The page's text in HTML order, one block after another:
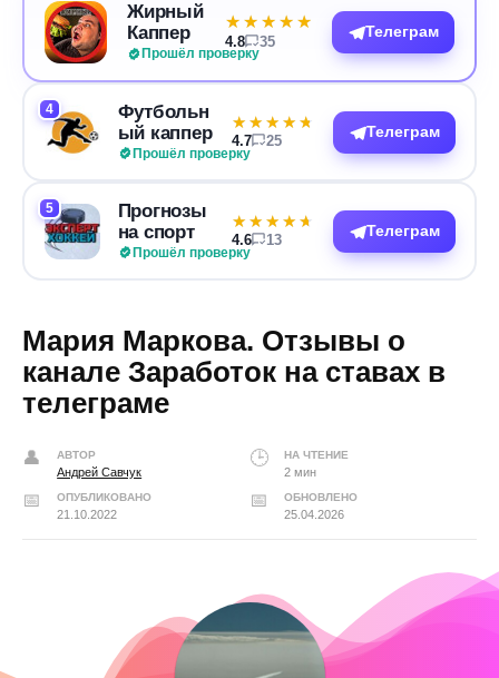
Жирный
Каппер
Прошёл проверку
★★★★★
★★★★★
4.8 35
Телеграм
4
Футбольн
ый каппер
Прошёл проверку
★★★★★
★★★★★
4.7 25
Телеграм
5
Прогнозы
на спорт
Прошёл проверку
★★★★★
★★★★★
4.6 13
Телеграм
Мария Маркова. Отзывы о
канале Заработок на ставах в
телеграме
АВТОР
Андрей Савчук
НА ЧТЕНИЕ
2 мин
ОПУБЛИКОВАНО
21.10.2022
ОБНОВЛЕНО
25.04.2026